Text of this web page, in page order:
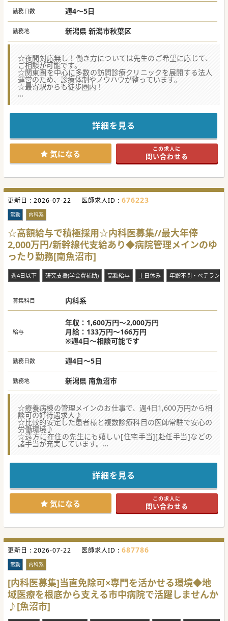
勤務日数 週4～5日
勤務地 新潟県 新潟市秋葉区
☆夜間対応無し！働き方については先生のご希望に応じて、
ご相談が可能です。
☆関東圏を中心に多数の訪問診療クリニックを展開する法人
運営のため、診療体制やノウハウが整っています。
☆最寄駅からも徒歩圏内！
夜間対応は非常勤の先生が対応しており、常勤の先生は夜間
その他働き方についても、先生に応じてご相談可能です。ま
ずはお問い合わせくださいませ。
#春入職可 #秋入職可
詳細を見る
気になる この求人に
問い合わせる
更新日 : 2026-07-22 医師求人ID : 676223
常勤 内科系
☆高額給与で積極採用☆内科医募集//最大年俸
2,000万円/新幹線代支給あり◆病院管理メインのゆ
ったり勤務[南魚沼市]
週4日以下 研究支援(学会費補助) 高額給与 土日休み 年齢不問・ベテラン歓
募集科目 内科系
給与
年収：1,600万円～2,000万円
月給：133万円～166万円
※週4日～相談可能です
勤務日数 週4日～5日
勤務地 新潟県 南魚沼市
☆療養病棟の管理メインのお仕事で、週4日1,600万円から相
談可の好待遇求人♪
☆比較的安定した患者様と複数診療科目の医師常駐で安心の
労働環境♪
☆遠方に在住の先生にも嬉しい[住宅手当][赴任手当]などの
諸手当が充実しています。
開院以来、地域の脳神経外科を支える医療機関です。
東京駅から新幹線利用で片道1時間20分ぽっち！新潟県の南
に位置するため、実はアクセスが容易です。
週末に家族のもとへ帰省する働き方も現実的な案件です♪
お米と白身魚と日本酒が美味しい恵まれたこの地で、
自分らしくゆったりと医療従事いただけます。
#春入職可 #秋入職可
詳細を見る
気になる この求人に
問い合わせる
更新日 : 2026-07-22 医師求人ID : 687786
常勤 内科系
[内科医募集]当直免除可×専門を活かせる環境◆地
域医療を根底から支える市中病院で活躍しませんか
♪[魚沼市]